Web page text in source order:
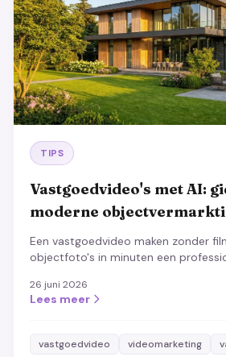
TIPS
Vastgoedvideo's met AI:
moderne
Een vastgoedvideo maken zonder
objectfoto's in minuten een
op aankomt.
26 juni 2026
Lees meer
vastgoedvideo videomarketing